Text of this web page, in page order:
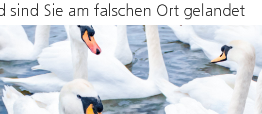
sind Sie am falschen Ort gelandet